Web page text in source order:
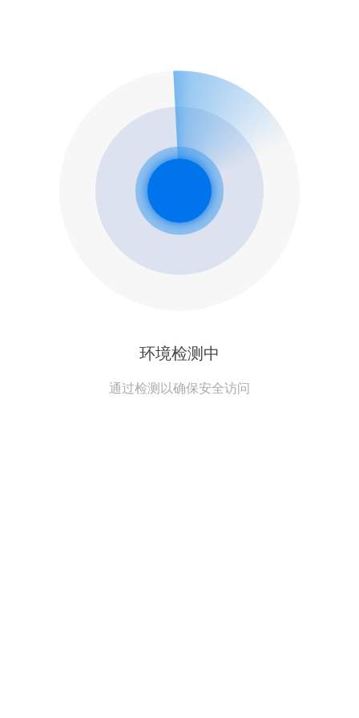
环境检测中
通过检测以确保安全访问